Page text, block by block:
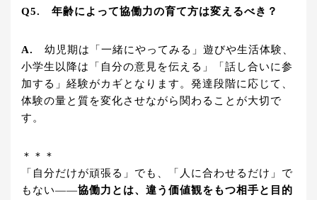
Q5. 年齢によって協働力の育て方は変えるべき？
A.
幼児期は「一緒にやってみる」遊びや生活体験、
小学生以降は「自分の意見を伝える」「話し合いに参
加する」経験がカギとなります。発達段階に応じて、
体験の量と質を変化させながら関わることが大切で
す。
＊＊＊
「自分だけが頑張る」でも、「人に合わせるだけ」で
もない――協働力とは、違う価値観をもつ相手と目的